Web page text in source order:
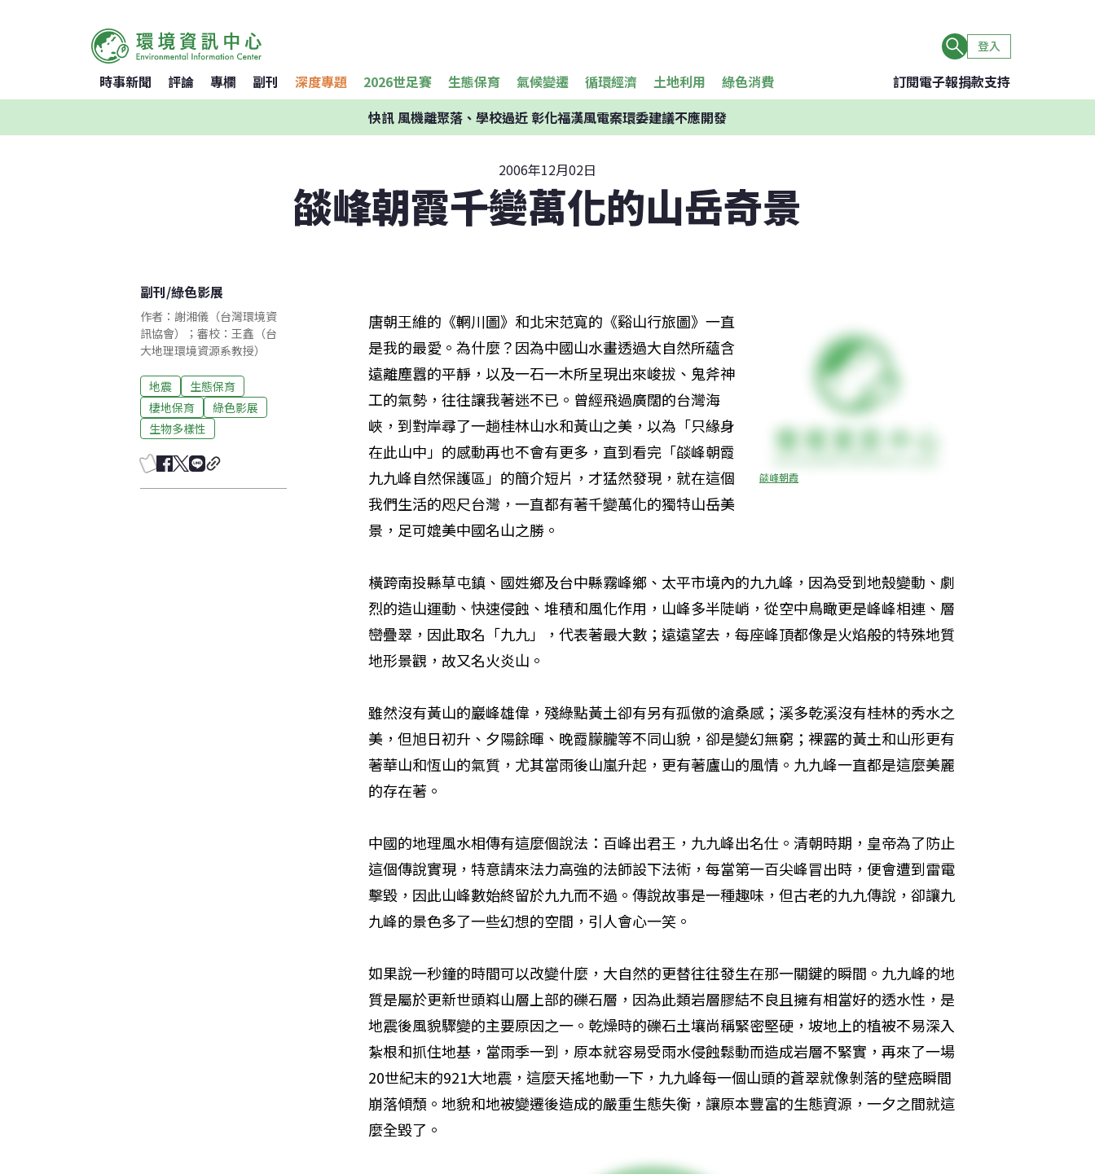
登入
時事新聞 評論 專欄 副刊 深度專題 2026世足賽 生態保育 氣候變遷 循環經濟 土地利用 綠色消費 訂閱電子報捐款支持
快訊風機離聚落、學校過近 彰化福漢風電案環委建議不應開發
2006年12月02日
燄峰朝霞――千變萬化的山岳奇景
副刊/綠色影展
作者：謝湘儀（台灣環境資
訊協會）；審校：王鑫（台
大地理環境資源系教授）
地震
生態保育
棲地保育
綠色影展
生物多樣性
燄峰朝霞
唐朝王維的《輞川圖》和北宋范寬的《谿山行旅圖》一直
是我的最愛。為什麼？因為中國山水畫透過大自然所蘊含
遠離塵囂的平靜，以及一石一木所呈現出來峻拔、鬼斧神
工的氣勢，往往讓我著迷不已。曾經飛過廣闊的台灣海
峽，到對岸尋了一趟桂林山水和黃山之美，以為「只緣身
在此山中」的感動再也不會有更多，直到看完「燄峰朝霞――
九九峰自然保護區」的簡介短片，才猛然發現，就在這個
我們生活的咫尺台灣，一直都有著千變萬化的獨特山岳美
景，足可媲美中國名山之勝。
橫跨南投縣草屯鎮、國姓鄉及台中縣霧峰鄉、太平市境內的九九峰，因為受到地殼變動、劇
烈的造山運動、快速侵蝕、堆積和風化作用，山峰多半陡峭，從空中鳥瞰更是峰峰相連、層
巒疊翠，因此取名「九九」，代表著最大數；遠遠望去，每座峰頂都像是火焰般的特殊地質
地形景觀，故又名火炎山。
雖然沒有黃山的巖峰雄偉，殘綠點黃土卻有另有孤傲的滄桑感；溪多乾溪沒有桂林的秀水之
美，但旭日初升、夕陽餘暉、晚霞朦朧等不同山貌，卻是變幻無窮；裸露的黃土和山形更有
著華山和恆山的氣質，尤其當雨後山嵐升起，更有著廬山的風情。九九峰一直都是這麼美麗
的存在著。
中國的地理風水相傳有這麼個說法：百峰出君王，九九峰出名仕。清朝時期，皇帝為了防止
這個傳說實現，特意請來法力高強的法師設下法術，每當第一百尖峰冒出時，便會遭到雷電
擊毀，因此山峰數始終留於九九而不過。傳說故事是一種趣味，但古老的九九傳說，卻讓九
九峰的景色多了一些幻想的空間，引人會心一笑。
如果說一秒鐘的時間可以改變什麼，大自然的更替往往發生在那一關鍵的瞬間。九九峰的地
質是屬於更新世頭嵙山層上部的礫石層，因為此類岩層膠結不良且擁有相當好的透水性，是
地震後風貌驟變的主要原因之一。乾燥時的礫石土壤尚稱緊密堅硬，坡地上的植被不易深入
紮根和抓住地基，當雨季一到，原本就容易受雨水侵蝕鬆動而造成岩層不緊實，再來了一場
20世紀末的921大地震，這麼天搖地動一下，九九峰每一個山頭的蒼翠就像剝落的壁癌瞬間
崩落傾頹。地貌和地被變遷後造成的嚴重生態失衡，讓原本豐富的生態資源，一夕之間就這
麼全毀了。